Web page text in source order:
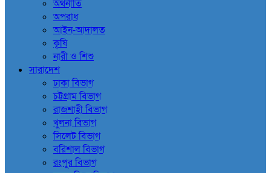
অর্থনীতি
অপরাধ
আইন-আদালত
কৃষি
নারী ও শিশু
সারাদেশ
ঢাকা বিভাগ
চট্টগ্রাম বিভাগ
রাজশাহী বিভাগ
খুলনা বিভাগ
সিলেট বিভাগ
বরিশাল বিভাগ
রংপুর বিভাগ